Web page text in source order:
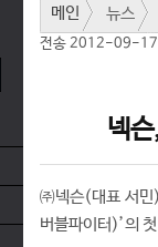
메인 뉴스
전송 2012-09-
넥
㈜넥슨(대표 서민
버블파이터)’의